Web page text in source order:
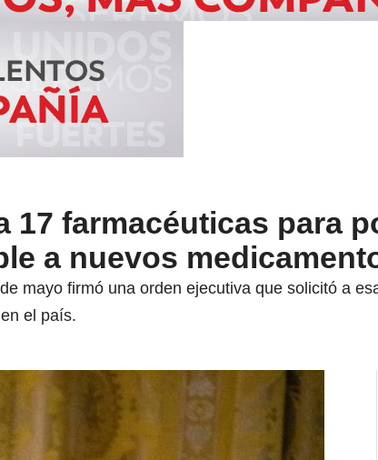
17 farmacéuticas para
a nuevos
mayo firmó una orden ejecutiva que solicitó a
el país.